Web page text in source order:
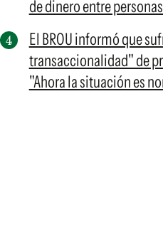
de dinero entre
El BROU informó que
transaccionalidad" de
"Ahora la situación es